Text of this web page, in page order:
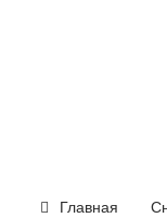
Главная